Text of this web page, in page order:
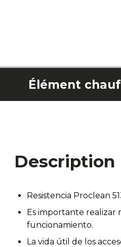
Description
Resistencia Proclean
Es importante realizar
funcionamiento.
La vida útil de los